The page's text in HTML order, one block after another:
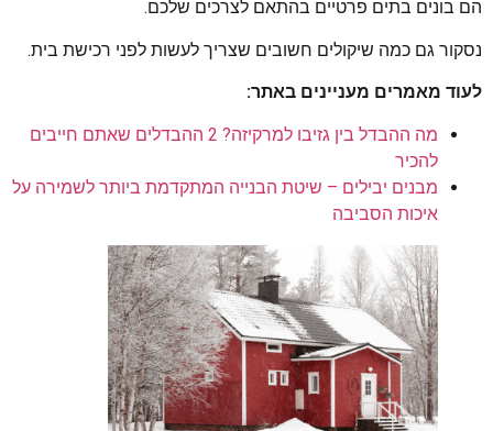
הם בונים בתים פרטיים בהתאם לצרכים שלכם.
נסקור גם כמה שיקולים חשובים שצריך לעשות לפני רכישת בית.
לעוד מאמרים מעניינים באתר:
מה ההבדל בין גזיבו למרקיזה? 2 ההבדלים שאתם חייבים
להכיר
מבנים יבילים – שיטת הבנייה המתקדמת ביותר לשמירה על
איכות הסביבה